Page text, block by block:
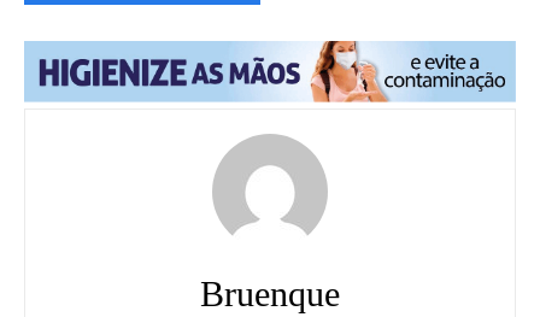
Bruenque